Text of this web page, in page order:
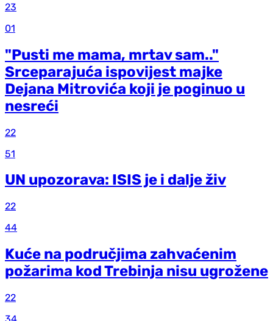
23
01
"Pusti me mama, mrtav sam.."
Srceparajuća ispovijest majke
Dejana Mitrovića koji je poginuo u
nesreći
22
51
UN upozorava: ISIS je i dalje živ
22
44
Kuće na područjima zahvaćenim
požarima kod Trebinja nisu ugrožene
22